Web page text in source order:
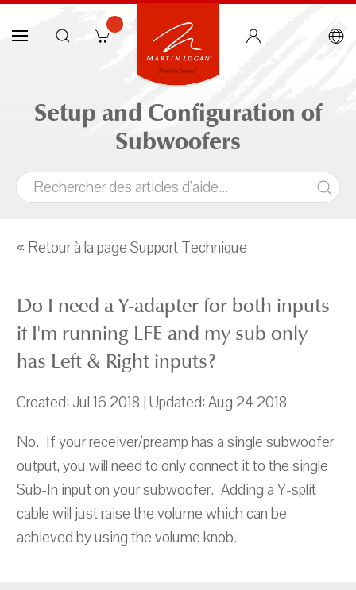
Setup and Configuration of
Subwoofers
« Retour à la page Support Technique
Do I need a Y-adapter for both inputs
if I'm running LFE and my sub only
has Left & Right inputs?
Created: Jul 16 2018 | Updated: Aug 24 2018
No. If your receiver/preamp has a single subwoofer
output, you will need to only connect it to the single
Sub-In input on your subwoofer. Adding a Y-split
cable will just raise the volume which can be
achieved by using the volume knob.